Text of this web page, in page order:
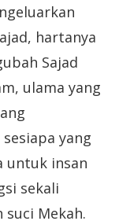
hartanya
Sajad
ulama yang
yang
untuk insan
sekali
Mekah.